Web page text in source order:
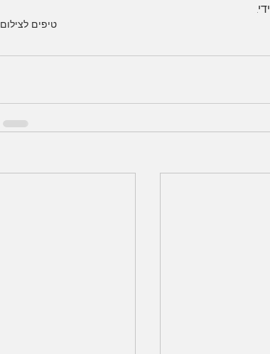
טיפים לצילום